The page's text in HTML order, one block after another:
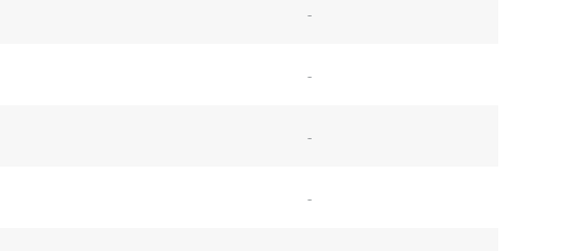
-
-
-
-